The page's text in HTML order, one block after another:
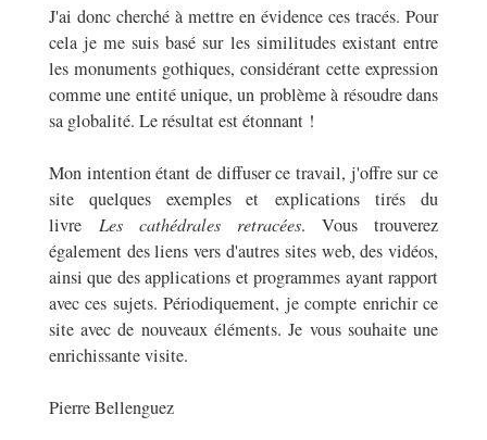
J'ai donc cherché à mettre en évidence ces tracés. Pour
cela je me suis basé sur les similitudes existant entre
les monuments gothiques, considérant cette expression
comme une entité unique, un problème à résoudre dans
sa globalité. Le résultat est étonnant !
Mon intention étant de diffuser ce travail, j'offre sur ce
site quelques exemples et explications tirés du
livre Les cathédrales retracées. Vous trouverez
également des liens vers d'autres sites web, des vidéos,
ainsi que des applications et programmes ayant rapport
avec ces sujets. Périodiquement, je compte enrichir ce
site avec de nouveaux éléments. Je vous souhaite une
enrichissante visite.
Pierre Bellenguez